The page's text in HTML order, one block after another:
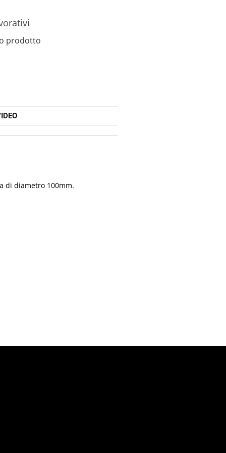
prodotto
di diametro 100mm.